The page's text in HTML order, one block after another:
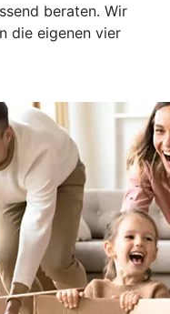
beraten. Wir
die eigenen vier